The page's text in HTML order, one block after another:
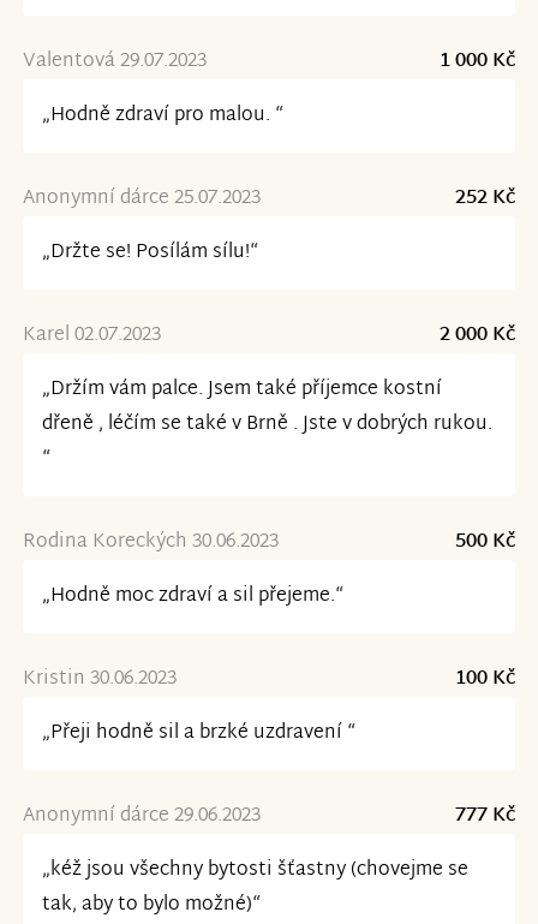
Valentová 29.07.2023
1 000 Kč
„Hodně zdraví pro malou. “
Anonymní dárce 25.07.2023
252 Kč
„Držte se! Posílám sílu!“
Karel 02.07.2023
2 000 Kč
„Držím vám palce. Jsem také příjemce kostní
dřeně , léčím se také v Brně . Jste v dobrých rukou.
“
Rodina Koreckých 30.06.2023
500 Kč
„Hodně moc zdraví a sil přejeme.“
Kristin 30.06.2023
100 Kč
„Přeji hodně sil a brzké uzdravení “
Anonymní dárce 29.06.2023
777 Kč
„kéž jsou všechny bytosti šťastny (chovejme se
tak, aby to bylo možné)“